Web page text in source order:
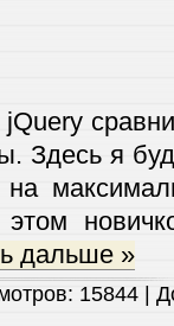
Здесь я
на
дальше »
15844 |